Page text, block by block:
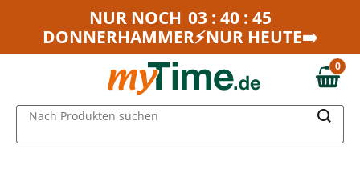
Zum Hauptinhalt springen
Zur Navigation springen
NUR NOCH 03 : 40 : 45
DONNERHAMMER⚡NUR HEUTE➡️
0,00 €
0
Nach Produkten suchen